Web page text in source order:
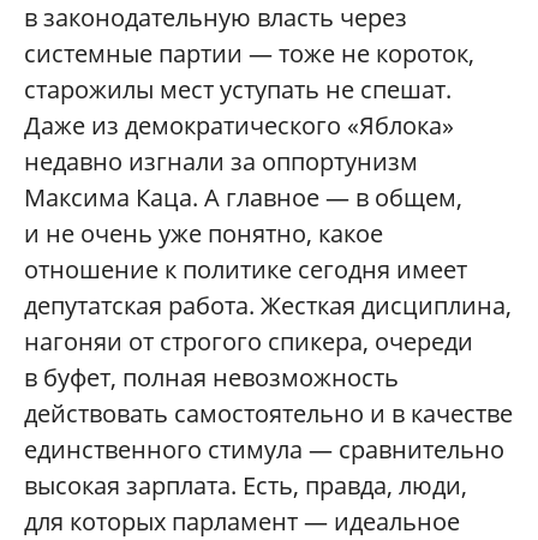
в законодательную власть через
системные партии — тоже не короток,
старожилы мест уступать не спешат.
Даже из демократического «Яблока»
недавно изгнали за оппортунизм
Максима Каца. А главное — в общем,
и не очень уже понятно, какое
отношение к политике сегодня имеет
депутатская работа. Жесткая дисциплина,
нагоняи от строгого спикера, очереди
в буфет, полная невозможность
действовать самостоятельно и в качестве
единственного стимула — сравнительно
высокая зарплата. Есть, правда, люди,
для которых парламент — идеальное